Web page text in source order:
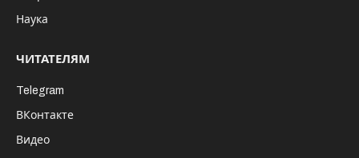
23 сентября мать одного из пострадавших
мальчиков обратилась в МВД после того,
студенты колледжа в селе Сосново-